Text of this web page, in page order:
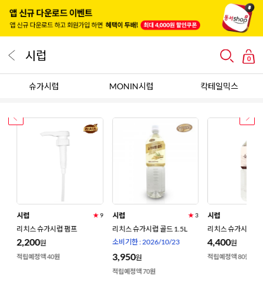
시럽 0
슈가시럽 MONIN시럽 칵테일믹스
시럽 ★9
리치스 슈가시럽 펌프
2,200원
적립예정액 40원
시럽 ★ 3
리치스 슈가시럽 골드 1.5L
소비기한 : 2026/10/23
3,950원
적립예정액 70원
시럽
리치스 슈가시럽
4,400원
적립예정액 80원